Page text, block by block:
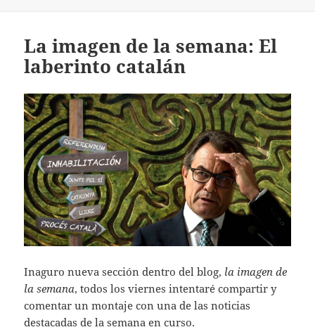
La imagen de la semana: El
laberinto catalán
Inaguro nueva sección dentro del blog, la imagen de
la semana, todos los viernes intentaré compartir y
comentar un montaje con una de las noticias
destacadas de la semana en curso.